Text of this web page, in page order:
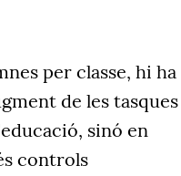
per classe, hi ha
de les tasques
sinó en
controls